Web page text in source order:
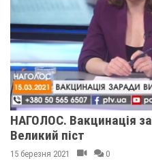
НАГОЛОС. Вакцинація
Великий піст
15 березня 2021 0